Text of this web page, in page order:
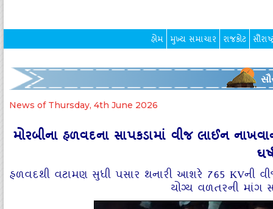
હોમ મુખ્ય સમાચાર રાજકોટ
News of Thursday, 4th June 2026
મોરબીના હળવદના સાપકડામાં વીજ લાઈન
હળવદથી વટામણ સુધી પસાર થનારી આશરે 765 KVની
યોગ્ય વળતરની માંગ